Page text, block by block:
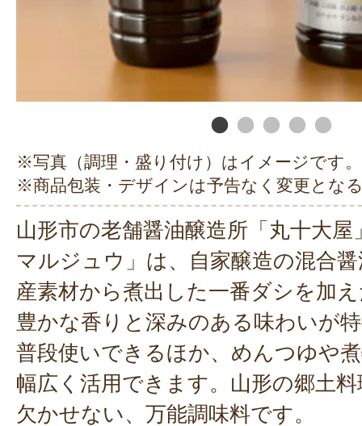
※写真（調理・盛り付け）はイメージです。
※商品包装・デザインは予告なく変更とな
山形市の老舗醤油醸造所「丸十大屋
マルジュウ」は、自家醸造の混合
産素材から煮出した一番ダシを加
豊かな香りと深みのある味わいが
普段使いできるほか、めんつゆや
幅広く活用できます。山形の郷土
欠かせない、万能調味料です。